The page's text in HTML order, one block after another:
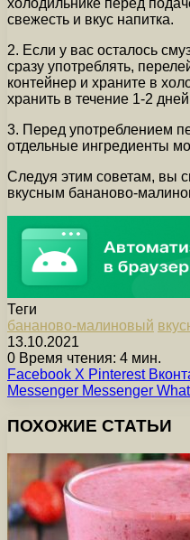
холодильнике перед
свежесть и вкус напитка.
2. Если у вас осталось
сразу употреблять,
контейнер и храните в
хранить в течение 1-2
3. Перед употреблением
отдельные ингредиенты
Следуя этим советам, вы
вкусным бананово-
Теги
бананово-малиновый
13.10.2021
0 Время чтения: 4 мин.
Facebook X Pinterest
Messenger Messenger
ПОХОЖИЕ СТАТЬИ